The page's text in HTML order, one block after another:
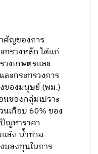
คัญของการ
ทรวงหลัก ได้แก่
วงเกษตรและ
ะกระทรวงการ
องมนุษย์ (พม.)
นของกลุ่มเปราะ
เกือบ 60% ของ
ญหาราคา
ล้ง-น้ำท่วม
บลงทุนในการ